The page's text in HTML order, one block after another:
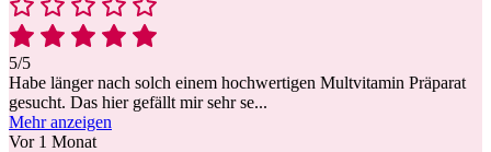
5/5
Habe länger nach solch einem hochwertigen Multvitamin Präparat
gesucht. Das hier gefällt mir sehr se...
Mehr anzeigen
Vor 1 Monat